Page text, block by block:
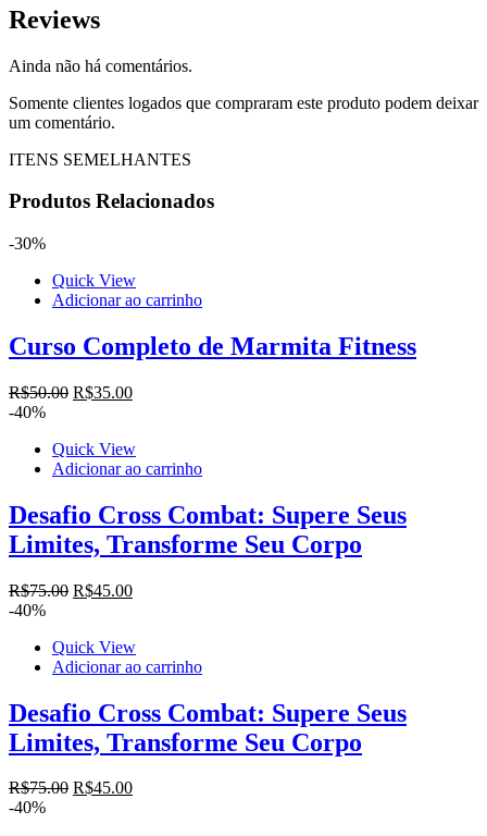
Reviews
Ainda não há comentários.
Somente clientes logados que compraram este produto podem deixar
um comentário.
ITENS SEMELHANTES
Produtos Relacionados
-30%
Quick View
Adicionar ao carrinho
Curso Completo de Marmita Fitness
R$50.00 O
era:
R$50.00.
R$35.00O
é:
R$35.00.
-40%
Quick View
Adicionar ao carrinho
Desafio Cross Combat: Supere Seus
Limites, Transforme Seu Corpo
R$75.00 O
era:
R$75.00.
R$45.00O
é:
R$45.00.
-40%
Quick View
Adicionar ao carrinho
Desafio Cross Combat: Supere Seus
Limites, Transforme Seu Corpo
R$75.00 O
R$45.00O
-40%